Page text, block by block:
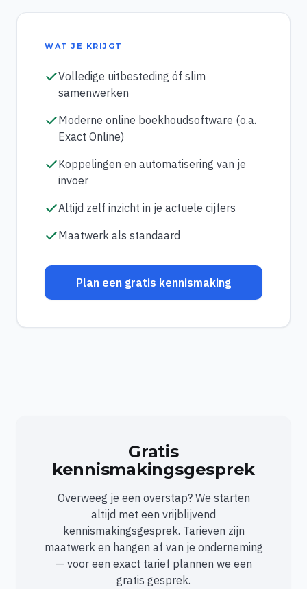
WAT JE KRIJGT
Volledige uitbesteding óf slim
samenwerken
Moderne online boekhoudsoftware (o.a.
Exact Online)
Koppelingen en automatisering van je
invoer
Altijd zelf inzicht in je actuele cijfers
Maatwerk als standaard
Plan een gratis kennismaking
Gratis
kennismakingsgesprek
Overweeg je een overstap? We starten
altijd met een vrijblijvend
kennismakingsgesprek. Tarieven zijn
maatwerk en hangen af van je onderneming
— voor een exact tarief plannen we een
gratis gesprek.